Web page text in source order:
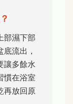
部濕下部
流出，
讓多餘水
慣在浴室
再放回原